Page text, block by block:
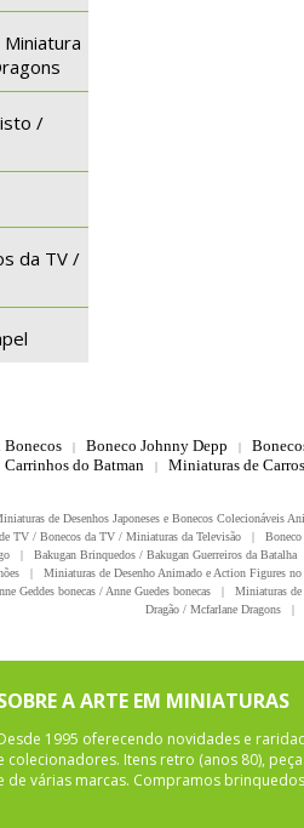
/
da TV /
Bonecos | Boneco Johnny Depp |
Carrinhos do Batman | Miniaturas de
de Desenhos Japoneses e Bonecos Colecionáveis
TV / Bonecos da TV / Miniaturas da Televisão |
| Bakugan Brinquedos / Bakugan Guerreiros da Batalha
|
Miniaturas de Desenho Animado e Action Figures
Geddes bonecas / Anne Guedes bonecas |
Miniaturas
Dragão / Mcfarlane Dragons
|
A ARTE EM MINIATURAS
1995 oferecendo novidades e
colecionadores. Itens retro (anos 80),
de várias marcas. Compramos